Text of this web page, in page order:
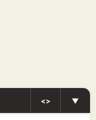
<> ▼